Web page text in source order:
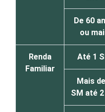
De 60
ou
Renda
Familiar
Até 1
Mais
SM até